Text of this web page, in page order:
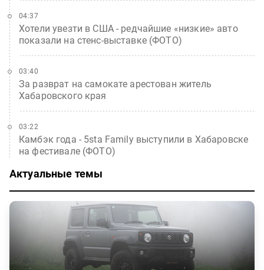
Хотели увезти в США - редчайшие «низкие» авто
показали на стенс-выставке (ФОТО)
04:37
За разврат на самокате арестован житель
Хабаровского края
03:40
Камбэк года - 5sta Family выступили в Хабаровске
на фестивале (ФОТО)
03:22
Актуальные темы